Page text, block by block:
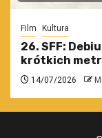
Film Kultura
26. SFF:
krótkich
14/07/2026